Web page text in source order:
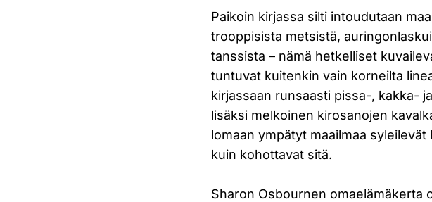
Paikoin kirjassa silti intoudutaan
trooppisista metsistä,
tanssista – nämä hetkelliset
tuntuvat kuitenkin vain korneilta
kirjassaan runsaasti pissa-, kakka-
lisäksi melkoinen kirosanojen
lomaan ympätyt maailmaa
kuin kohottavat sitä.
Sharon Osbournen omaelämäkerta